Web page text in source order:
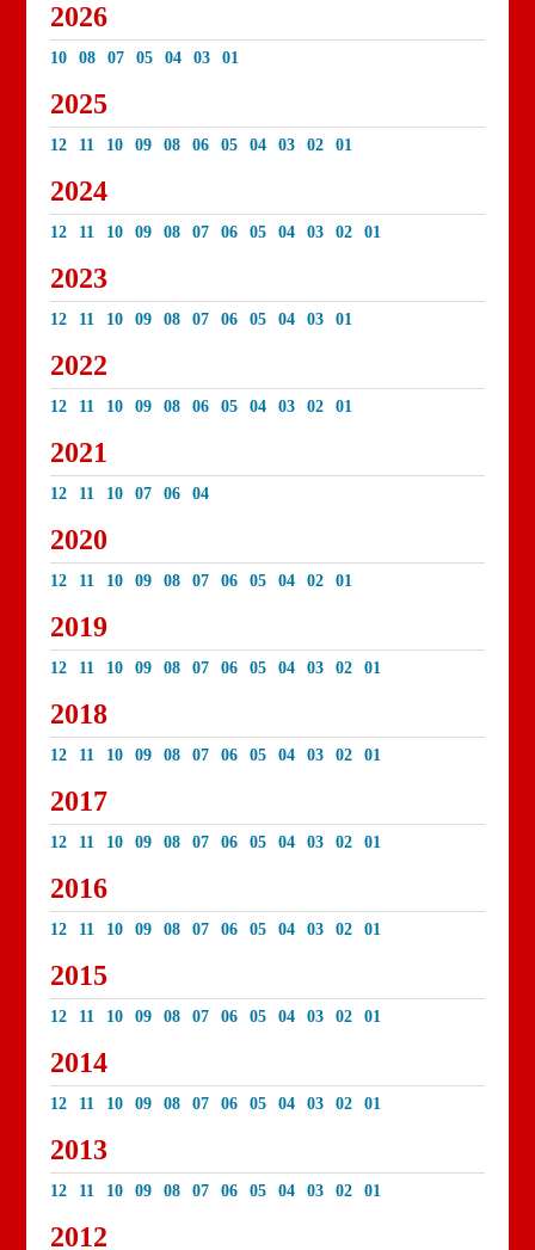
2026
10 08 07 05 04 03 01
2025
12 11 10 09 08 06 05 04 03 02 01
2024
12 11 10 09 08 07 06 05 04 03 02 01
2023
12 11 10 09 08 07 06 05 04 03 01
2022
12 11 10 09 08 06 05 04 03 02 01
2021
12 11 10 07 06 04
2020
12 11 10 09 08 07 06 05 04 02 01
2019
12 11 10 09 08 07 06 05 04 03 02 01
2018
12 11 10 09 08 07 06 05 04 03 02 01
2017
12 11 10 09 08 07 06 05 04 03 02 01
2016
12 11 10 09 08 07 06 05 04 03 02 01
2015
12 11 10 09 08 07 06 05 04 03 02 01
2014
12 11 10 09 08 07 06 05 04 03 02 01
2013
12 11 10 09 08 07 06 05 04 03 02 01
2012